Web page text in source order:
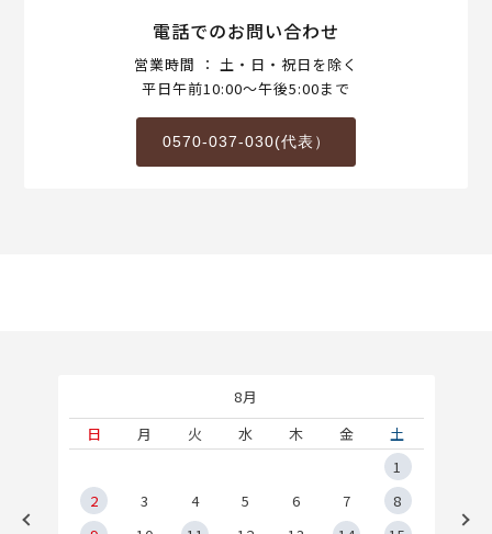
電話でのお問い合わせ
営業時間 ： 土・日・祝日を除く
平日午前10:00～午後5:00まで
0570-037-030(代表）
8月
日
月 火 水 木 金
土
1
2
3 4 5 6 7
8